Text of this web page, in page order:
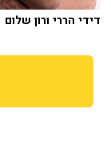
דידי הררי ורון שלום